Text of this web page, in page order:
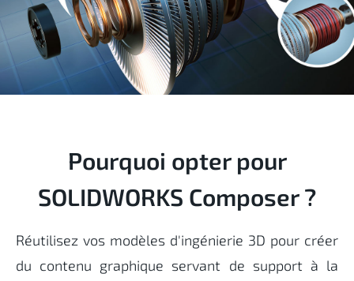
Pourquoi opter pour
SOLIDWORKS Composer ?
Réutilisez vos modèles d'ingénierie 3D pour créer
du contenu graphique servant de support à la